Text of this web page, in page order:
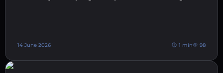
14 June 2026 1 min 98